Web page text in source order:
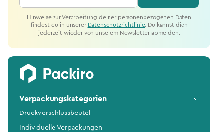
Hinweise zur Verarbeitung deiner personenbezogenen Daten
findest du in unserer Datenschutzrichtlinie. Du kannst dich
jederzeit wieder von unserem Newsletter abmelden.
Verpackungskategorien
Druckverschlussbeutel
Individuelle Verpackungen